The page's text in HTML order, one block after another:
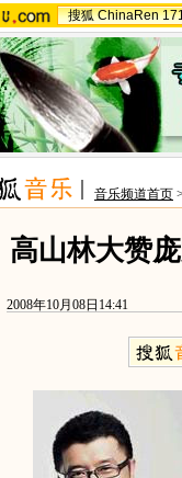
搜狐 ChinaRen
音乐频道首页 >
高山林大赞
2008年10月08日14:41